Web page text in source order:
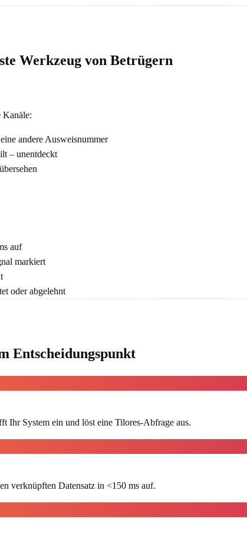
Werkzeug von Betrügern
Kanäle:
andere Ausweisnummer
– unentdeckt
auf
markiert
oder abgelehnt
Entscheidungspunkt
Ihr System ein und löst eine Tilores-Abfrage aus.
verknüpften Datensatz in <150 ms auf.